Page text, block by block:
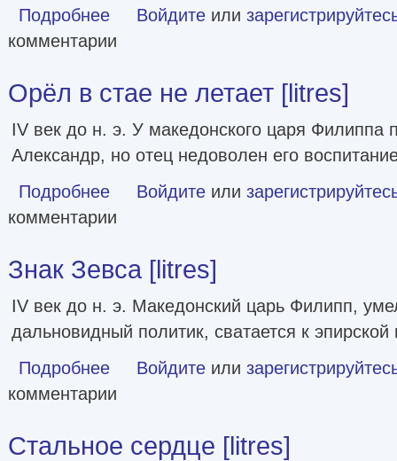
Подробнее о Секрет Сабины Шпильрайн [litres]
Войдите или
комментарии
Орёл в стае не летает [litres]
IV век до н. э. У македонского царя Филиппа
Александр, но отец недоволен его
Подробнее о Орёл в стае не летает [litres]
Войдите или
комментарии
Знак Зевса [litres]
IV век до н. э. Македонский царь Филипп,
дальновидный политик, сватается к
Подробнее о Знак Зевса [litres]
Войдите или
комментарии
Стальное сердце [litres]